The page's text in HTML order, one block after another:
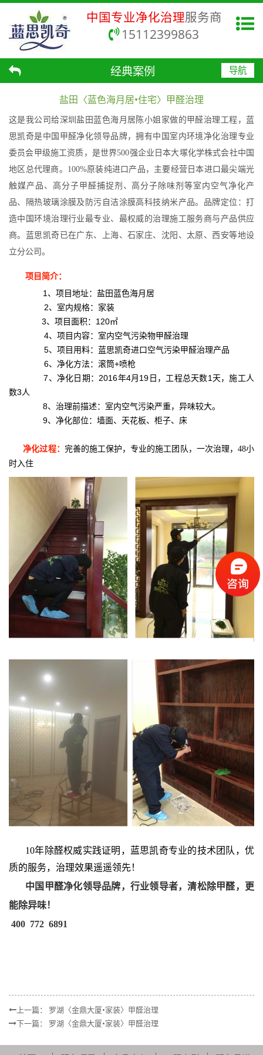
中国专业净化治理服务商
15112399863
经典案例 导航
盐田〈蓝色海月居•住宅〉甲醛治理
这是我公司给深圳盐田蓝色海月居陈小姐家做的甲醛治理工程，蓝
思凯奇是中国甲醛净化领导品牌，拥有中国室内环境净化治理专业
委员会甲级施工资质，是世界500强企业日本大塚化学株式会社中国
地区总代理商。100%原装纯进口产品，主要经营日本进口最尖端光
触媒产品、高分子甲醛捕捉剂、高分子除味剂等室内空气净化产
品、隔热玻璃涂膜及防污自洁涂膜高科技纳米产品。品牌定位：打
造中国环境治理行业最专业、最权威的治理施工服务商与产品供应
商。蓝思凯奇已在广东、上海、石家庄、沈阳、太原、西安等地设
立分公司。
项目简介：
1、项目地址：盐田蓝色海月居
2、室内规格： 家装
3、项目面积：120㎡
4、项目内容：室内空气污染物甲醛治理
5、项目用料：蓝思凯奇进口空气污染甲醛治理产品
6、净化方法：滚筒+喷枪
7、净化日期：2016年4月19日，工程总天数1天，施工人
数3人
8、治理前描述：室内空气污染严重，异味较大。
9、净化部位：墙面、天花板、柜子、床
净化过程： 完善的施工保护，专业的施工团队，一次治理，48小
时入住
10年除醛权威实践证明，蓝思凯奇专业的技术团队，优
质的服务，治理效果遥遥领先！
中国甲醛净化领导品牌，行业领导者，清松除甲醛，更
能除异味！
400 772 6891
上一篇：
罗湖〈金鼎大厦•家装〉甲醛治理
下一篇：
罗湖〈金鼎大厦•家装〉甲醛治理